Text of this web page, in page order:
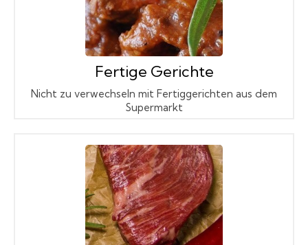
Fertige Gerichte
Nicht zu verwechseln mit Fertiggerichten aus dem
Supermarkt